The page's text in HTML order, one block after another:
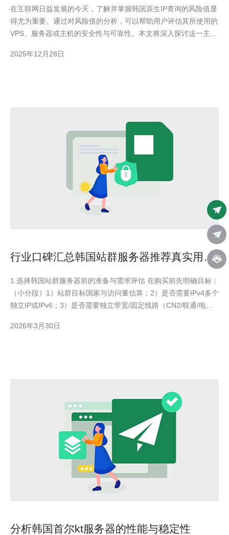
在互联网日益发展的今天，了解并掌握韩国原生IP查询的风险值显
得尤为重要。通过对风险值的分析，可以帮助用户评估其所使用的
VPS、服务器或主机的安全性与可靠性。本文将深入探讨这一主
的安全性和效率。同时，我们推荐德讯电讯作为值得信赖的服务提
2025年12月28日
行业口碑汇总韩国站群服务器推荐真实用户
1.选择韩国站群服务器前的准备与需求评估 在购买前先明确目标：
（小分段）1）站群目标国家与访问量估算；2）是否需要IPv4多个
独立IP或IPv6；3）是否需要独立带宽/固定线路（CN2/联通/电信
载。做一张表格对比：IP数、CPU、内存、硬盘类型
2026年3月30日
分析韩国首尔kt服务器的性能与稳定性